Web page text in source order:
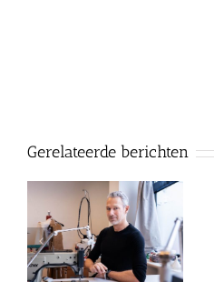
Gerelateerde berichten